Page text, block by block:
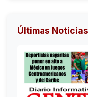
Últimas Noticias